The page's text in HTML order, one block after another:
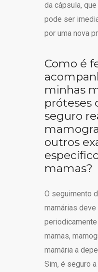
da cápsula,
pode ser
por uma nova
Como é
minhas
próteses
seguro
outros
mamas?
O seguimento
mamárias
mamas,
mamária a
Sim, é seguro